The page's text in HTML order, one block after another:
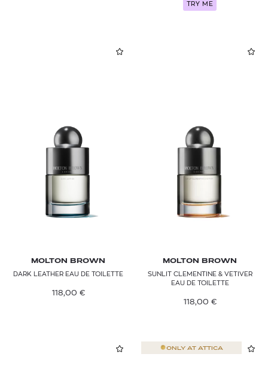
TRY ME
MOLTON BROWN
DARK LEATHER EAU DE TOILETTE
118,00 €
MOLTON BROWN
SUNLIT CLEMENTINE & VETIVER
EAU DE TOILETTE
118,00 €
ONLY AT ATTICA